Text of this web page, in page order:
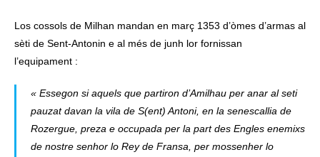
Los cossols de Milhan mandan en març 1353 d’òmes d’armas al
sèti de Sent-Antonin e al més de junh lor fornissan
l’equipament :
« Essegon si aquels que partiron d’Amilhau per anar al seti
pauzat davan la vila de S(ent) Antoni, en la senescallia de
Rozergue, preza e occupada per la part des Engles enemixs
de nostre senhor lo Rey de Fransa, per mossenher lo